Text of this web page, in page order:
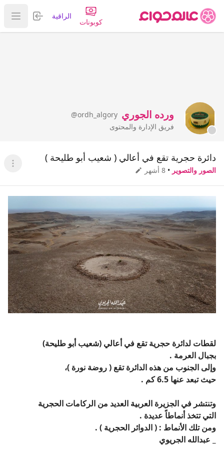
كوبونات
الراقية تسجيل
عرض
ورده الجوري @ordh_algory
فريق الإدارة والمحتوى
دائرة حجرية تقع في أعالي ( شعيب أبو طليحة )
الصور والتصوير • 8 أشهر عرض
لقطات لدائرة حجرية تقع في أعالي (شعيب أبو طليحة)
بجبال العرمة .
وإلى الجنوب من هذه الدائرة تقع ( روضة نورة )،
حيث تبعد عنها 6.5 كم .
وتنتشر في الجزيرة العربية العديد من الركامات الحجرية
التي تتخذ أنماطاً عديدة .
ومن تلك الأنماط : ( الدوائر الحجرية ) .
_ عبدالله الجريوي